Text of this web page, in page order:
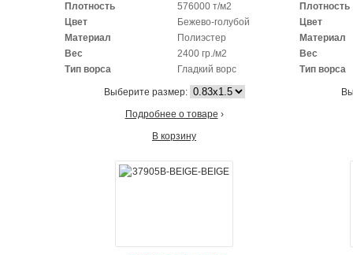
Плотность
576000 т/м2
Цвет
Бежево-голубой
Материал
Полиэстер
Вес
2400 гр./м2
Тип ворса
Гладкий ворс
Выберите размер:
Подробнее о товаре ›
В корзину
Плотность
Цвет
Материал
Вес
Тип ворса